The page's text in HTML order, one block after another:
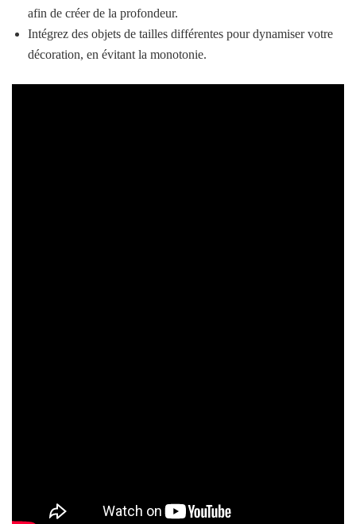
afin de créer de la profondeur.
Intégrez des objets de tailles différentes pour dynamiser votre
décoration, en évitant la monotonie.